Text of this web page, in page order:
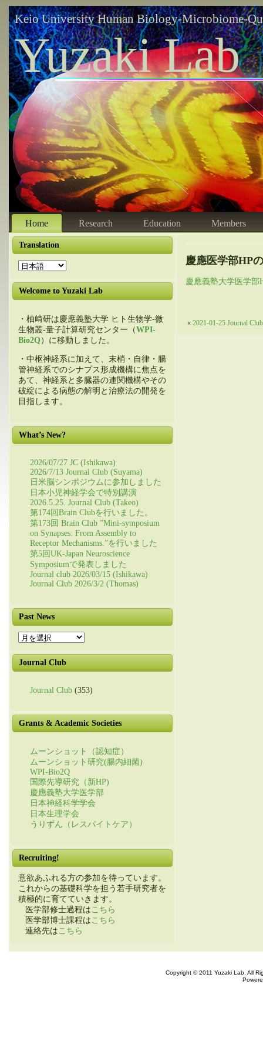
Keio University Human Biology-Microbiome-
Yuzaki Lab
Home Research Education Members
Translation
Welcome to Yuzaki Lab
・柚﨑研は慶應義塾大学 ヒト生物学-微
生物叢-量子計算研究センター（WPI-
Bio2Q）に移動しました。
・中枢神経系に加えて、末梢・自律・腸
管神経系でのシナプス形成機構に焦点を
あて、神経系と多臓器の連関機構やその
破綻による病態の解明と治療法の開発を
目指します。
What’s New?
2026/07/27 JC (Ishikawa)
2026/7/13 Journal Club (Suyama)
日米脳シンポジウムに参加しました
日本小児神経学会で特別講演
2026.5.25. Journal Club (Takeo)
第174回Brain Clubを行いました。
第173回 Brain Club ”Mini-symposium
on Synapses: From Assembly to
Receptor Mechanisms.”を行いました
第5回UK-Japan Neuroscience
Symposiumで発表しました
Journal club 2026/03/15 (Ishikawa)
Journal Club 2026/3/2 (Thomas)
Past News
Past
News
Journal Club
Journal Club (353)
Grants & Academic Societies
ムーンショット（認知症）
ムーンショット研究(腸内細菌)
WPI-Bio2Q
国際先導研究（新HP)
慶應義塾大学医学部
日本神経科学学会
日本生理学会
うりずん（レスパイトケア）
Recruiting!
意欲あふれる方の参加を待っています。
これからの基礎科学を担う若手研究者を
積極的に育てていきます。
医学部修士過程は こちら
医学部博士課程は こちら
連絡先は こちら
慶應医学部HP
慶應義塾大学医学部
« 2021-01-25 Journal
Copyright © 2011 Yuzaki Lab. All